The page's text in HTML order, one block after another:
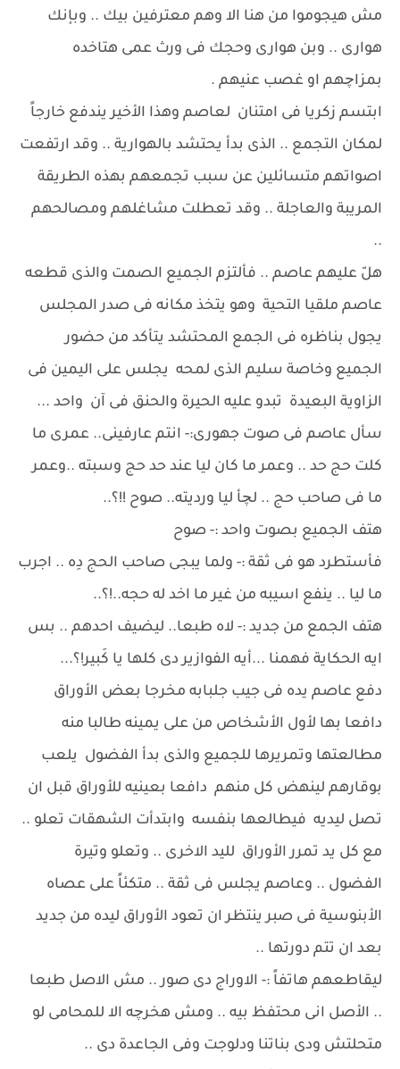
مش هيجوموا من هنا الا وهم معترفين بيك .. وبإنك
هوارى .. وبن هوارى وحجك فى ورث عمى هتاخده
بمزاچهم او غصب عنيهم .
ابتسم زكريا فى امتنان لعاصم وهذا الأخير يندفع خارجاً
لمكان التجمع .. الذى بدأ يحتشد بالهوارية .. وقد ارتفعت
اصواتهم متسائلين عن سبب تجمعهم بهذه الطريقة
المريبة والعاجلة .. وقد تعطلت مشاغلهم ومصالحهم
..
هلّ عليهم عاصم .. فألتزم الجميع الصمت والذى قطعه
عاصم ملقيا التحية وهو يتخذ مكانه فى صدر المجلس
يجول بناظره فى الجمع المحتشد يتأكد من حضور
الجميع وخاصة سليم الذى لمحه يجلس على اليمين فى
الزاوية البعيدة تبدو عليه الحيرة والحنق فى آن واحد ...
سأل عاصم فى صوت جهورى:- انتم عارفينى.. عمرى ما
كلت حج حد .. وعمر ما كان ليا عند حد حج وسبته ..وعمر
ما فى صاحب حج .. لچأ ليا ورديته.. صوح !!؟..
هتف الجميع بصوت واحد :- صوح
فأستطرد هو فى ثقة :- ولما يبجى صاحب الحج دِه .. اجرب
ما ليا .. ينفع اسيبه من غير ما اخد له حجه..!؟..
هتف الجمع من جديد :- لاه طبعا.. ليضيف احدهم .. بس
ايه الحكاية فهمنا ...أيه الفوازير دى كلها يا كَبير!؟...
دفع عاصم يده فى جيب جلبابه مخرجا بعض الأوراق
دافعا بها لأول الأشخاص من على يمينه طالبا منه
مطالعتها وتمريرها للجميع والذى بدأ الفضول يلعب
بوقارهم لينهض كل منهم دافعا بعينيه للأوراق قبل ان
تصل ليديه فيطالعها بنفسه وابتدأت الشهقات تعلو ..
مع كل يد تمرر الأوراق لليد الاخرى .. وتعلو وتيرة
الفضول .. وعاصم يجلس فى ثقة .. متكئاً على عصاه
الأبنوسية فى صبر ينتظر ان تعود الأوراق ليده من جديد
بعد ان تتم دورتها ..
ليقاطعهم هاتفاً :- الاوراج دى صور .. مش الاصل طبعا
.. الأصل انى محتفظ بيه .. ومش هخرچه الا للمحامى لو
متحلتش ودى بناتنا ودلوجت وفى الجاعدة دى ..